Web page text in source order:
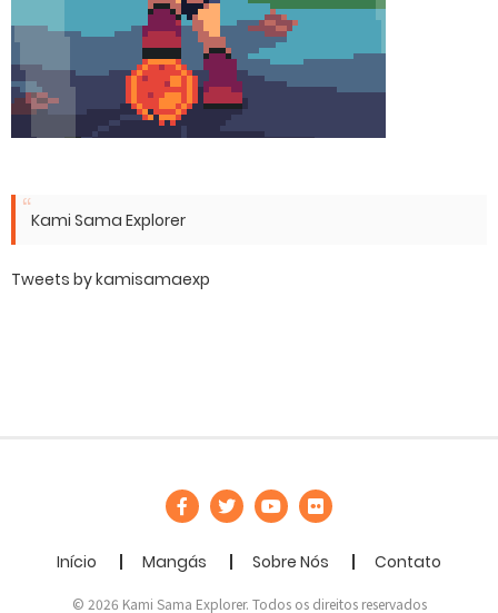
Kami Sama Explorer
Tweets by kamisamaexp
Início Mangás Sobre Nós Contato
© 2026 Kami Sama Explorer. Todos os direitos reservados